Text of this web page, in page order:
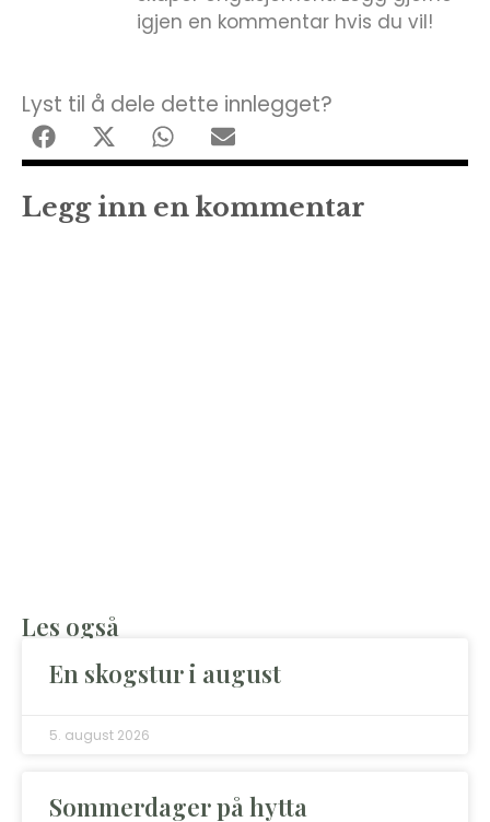
igjen en kommentar hvis du vil!
Lyst til å dele dette innlegget?
Legg inn en kommentar
Les også
En skogstur i august
5. august 2026
Sommerdager på hytta